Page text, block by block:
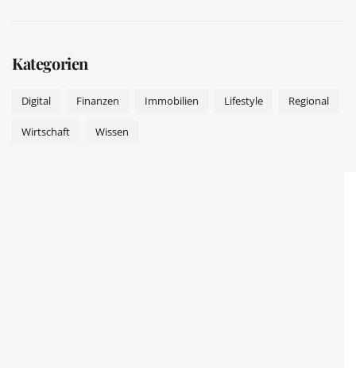
Kategorien
Digital Finanzen Immobilien Lifestyle Regional
Wirtschaft Wissen